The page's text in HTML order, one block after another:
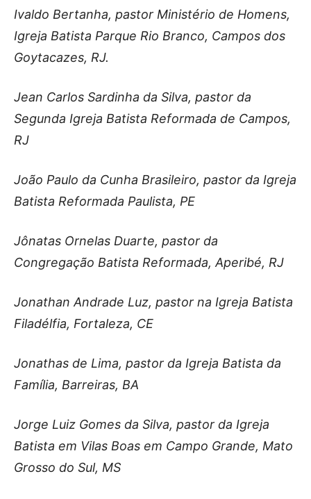
Ivaldo Bertanha, pastor Ministério de Homens,
Igreja Batista Parque Rio Branco, Campos dos
Goytacazes, RJ.
Jean Carlos Sardinha da Silva, pastor da
Segunda Igreja Batista Reformada de Campos,
RJ
João Paulo da Cunha Brasileiro, pastor da Igreja
Batista Reformada Paulista, PE
Jônatas Ornelas Duarte, pastor da
Congregação Batista Reformada, Aperibé, RJ
Jonathan Andrade Luz, pastor na Igreja Batista
Filadélfia, Fortaleza, CE
Jonathas de Lima, pastor da Igreja Batista da
Família, Barreiras, BA
Jorge Luiz Gomes da Silva, pastor da Igreja
Batista em Vilas Boas em Campo Grande, Mato
Grosso do Sul, MS